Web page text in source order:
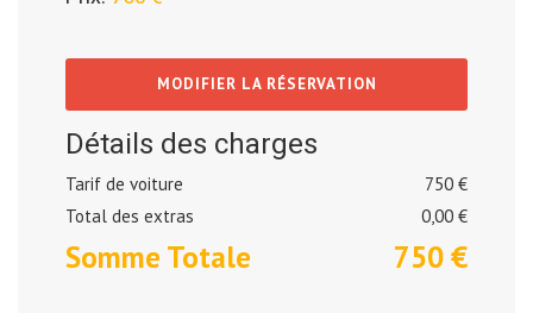
MODIFIER LA RÉSERVATION
Détails des charges
Tarif de voiture
750 €
Total des extras
0,00 €
Somme Totale 750€